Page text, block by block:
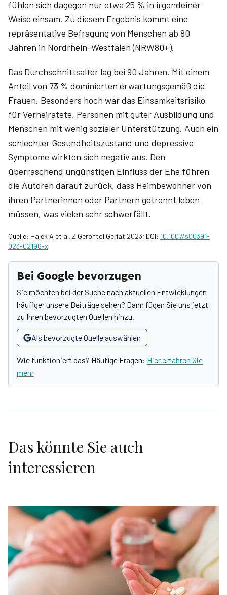
fühlen sich dagegen nur etwa 25 % in irgendeiner
Weise einsam. Zu diesem Ergebnis kommt eine
repräsentative Befragung von Menschen ab 80
Jahren in Nordrhein-Westfalen (NRW80+).
Das Durchschnittsalter lag bei 90 Jahren. Mit einem
Anteil von 73 % dominierten erwartungsgemäß die
Frauen. Besonders hoch war das Einsamkeitsrisiko
für Verheiratete, Personen mit guter Ausbildung und
Menschen mit wenig sozialer Unterstützung. Auch ein
schlechter Gesundheitszustand und depressive
Symptome wirkten sich negativ aus. Den
überraschend ungünstigen Einfluss der Ehe führen
die Autoren darauf zurück, dass Heimbewohner von
ihren Partnerinnen oder Partnern getrennt leben
müssen, was vielen sehr schwerfällt.
Quelle: Hajek A et al. Z Gerontol Geriat 2023; DOI: 10.1007/s00391-
023-02196-x
Bei Google bevorzugen
Sie möchten bei der Suche nach aktuellen Entwicklungen
häufiger unsere Beiträge sehen? Dann fügen Sie uns jetzt
zu Ihren bevorzugten Quellen hinzu.
Als bevorzugte Quelle auswählen
Wie funktioniert das? Häufige Fragen: Hier erfahren Sie
mehr
Das könnte Sie auch
interessieren